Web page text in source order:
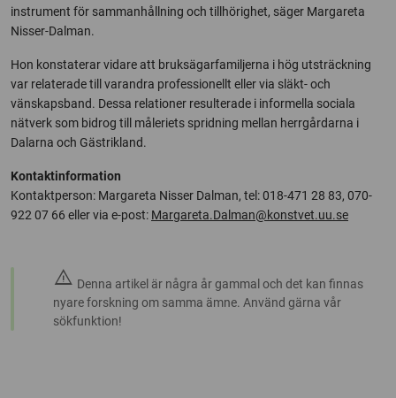
instrument för sammanhållning och tillhörighet, säger Margareta
Nisser-Dalman.
Hon konstaterar vidare att bruksägarfamiljerna i hög utsträckning
var relaterade till varandra professionellt eller via släkt- och
vänskapsband. Dessa relationer resulterade i informella sociala
nätverk som bidrog till måleriets spridning mellan herrgårdarna i
Dalarna och Gästrikland.
Kontaktinformation
Kontaktperson: Margareta Nisser Dalman, tel: 018-471 28 83, 070-
922 07 66 eller via e-post: Margareta.Dalman@konstvet.uu.se
warning Denna artikel är några år gammal och det kan finnas
nyare forskning om samma ämne. Använd gärna vår
sökfunktion!